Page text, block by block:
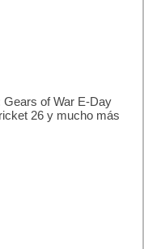
of War E-Day
26 y mucho más